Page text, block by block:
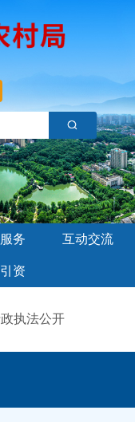
务 互动交流
资
执法公开